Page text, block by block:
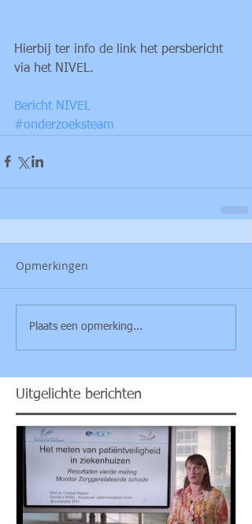
Hierbij ter info de link het persbericht
via het NIVEL.
Bericht NIVEL
#onderzoeksteam
Opmerkingen
Plaats een opmerking...
Uitgelichte berichten